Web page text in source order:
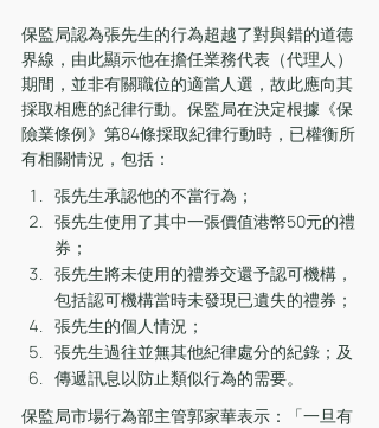
保監局認為張先生的行為超越了對與錯的道德
界線，由此顯示他在擔任業務代表（代理人）
期間，並非有關職位的適當人選，故此應向其
採取相應的紀律行動。保監局在決定根據《保
險業條例》第84條採取紀律行動時，已權衡所
有相關情況，包括：
張先生承認他的不當行為；
張先生使用了其中一張價值港幣50元的禮
券；
張先生將未使用的禮券交還予認可機構，
包括認可機構當時未發現已遺失的禮券；
張先生的個人情況；
張先生過往並無其他紀律處分的紀錄；及
傳遞訊息以防止類似行為的需要。
保監局市場行為部主管郭家華表示：「一旦有